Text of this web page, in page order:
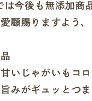
今後も無添加商
顧賜りますよう
甘いじゃがいもコ
旨みがギュッとつ